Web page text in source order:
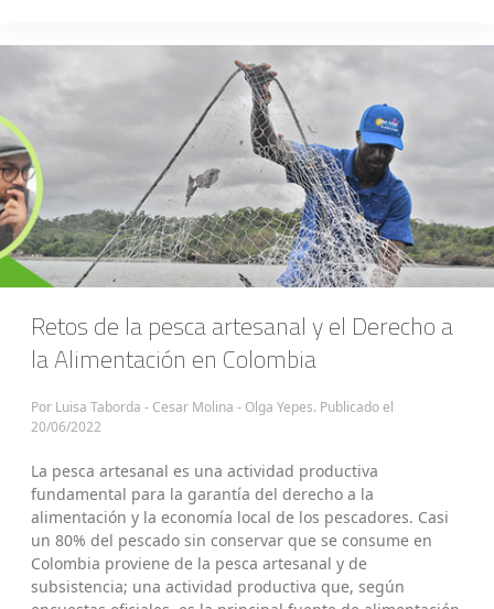
Retos de la pesca artesanal y el Derecho a
la Alimentación en Colombia
Por Luisa Taborda - Cesar Molina - Olga Yepes. Publicado el
20/06/2022
La pesca artesanal es una actividad productiva
fundamental para la garantía del derecho a la
alimentación y la economía local de los pescadores. Casi
un 80% del pescado sin conservar que se consume en
Colombia proviene de la pesca artesanal y de
subsistencia; una actividad productiva que, según